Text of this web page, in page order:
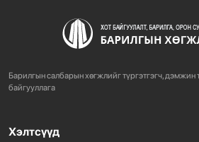
ХОТ БАЙГУУЛАЛТЫН ТУХАЙ
3 сарын өмнө
Барилгын салбарын хөгжлийг түргэтгэгч, дэмжин
байгууллага
Хэлтсүүд